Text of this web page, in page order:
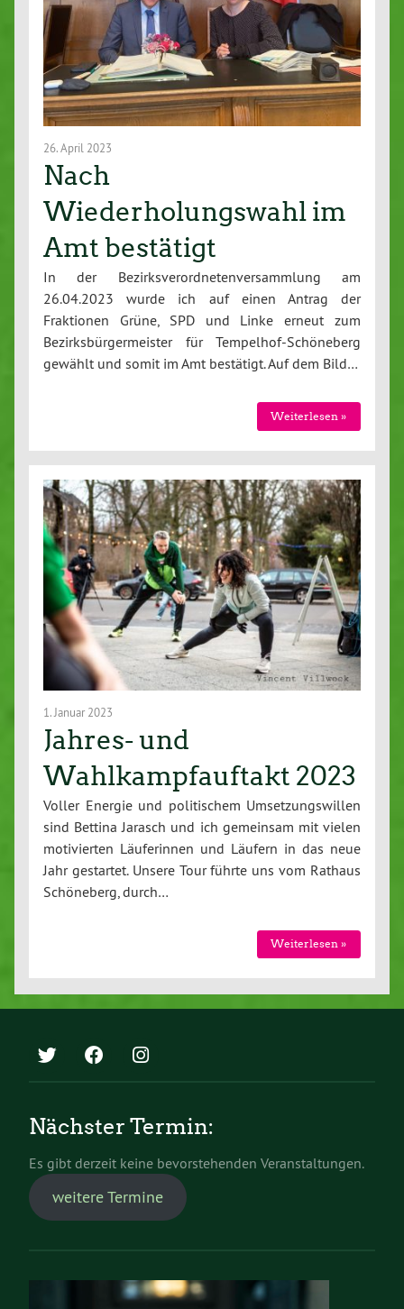
26. April 2023
Nach
Wiederholungswahl im
Amt bestätigt
In der Bezirksverordnetenversammlung am
26.04.2023 wurde ich auf einen Antrag der
Fraktionen Grüne, SPD und Linke erneut zum
Bezirksbürgermeister für Tempelhof-Schöneberg
gewählt und somit im Amt bestätigt. Auf dem Bild…
Weiterlesen »
1. Januar 2023
Jahres- und
Wahlkampfauftakt 2023
Voller Energie und politischem Umsetzungswillen
sind Bettina Jarasch und ich gemeinsam mit vielen
motivierten Läuferinnen und Läufern in das neue
Jahr gestartet. Unsere Tour führte uns vom Rathaus
Schöneberg, durch…
Weiterlesen »
Nächster Termin:
Es gibt derzeit keine bevorstehenden Veranstaltungen.
weitere Termine